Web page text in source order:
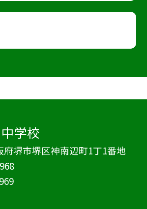
学校
府堺市堺区神南辺町1丁1番地